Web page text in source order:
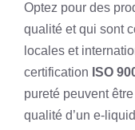
Optez pour des
qualité et qui sont
locales et
certification ISO
pureté peuvent
qualité d’un e-